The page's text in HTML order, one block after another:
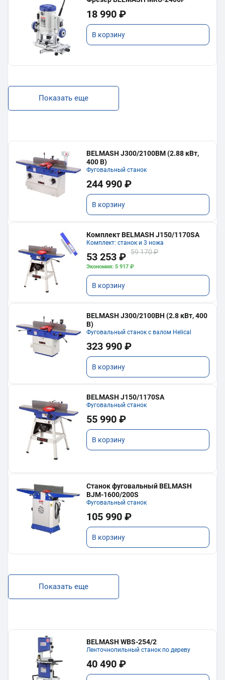
18 990 ₽
В корзину
Показать еще
BELMASH J300/2100ВМ (2.88 кВт,
400 В)
Фуговальный станок
244 990 ₽
В корзину
Комплект BELMASH J150/1170SA
Комплект: станок и 3 ножа
53 253 ₽ 59 170 ₽
Экономия: 5 917 ₽
В корзину
BELMASH J300/2100ВH (2.8 кВт, 400
В)
Фуговальный станок с валом Helical
323 990 ₽
В корзину
BELMASH J150/1170SA
Фуговальный станок
55 990 ₽
В корзину
Станок фуговальный BELMASH
BJM-1600/200S
Фуговальный станок
105 990 ₽
В корзину
Показать еще
BELMASH WBS-254/2
Ленточнопильный станок по дереву
40 490 ₽